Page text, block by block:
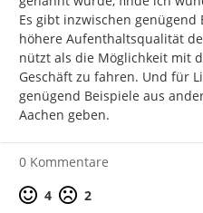
Es gibt inzwischen genügend
höhere Aufenthaltsqualität
nützt als die Möglichkeit mit
Geschäft zu fahren. Und für
genügend Beispiele aus
Aachen geben.
0 Kommentare
Positive Bewertung
4 Negative Bewertung
2